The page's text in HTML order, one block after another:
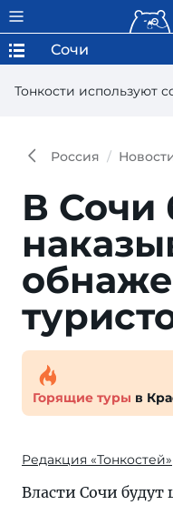
Тонкости используют
Сочи
Россия
В Сочи
Горящие туры в
Редакция «Тонкостей»
Власти Сочи